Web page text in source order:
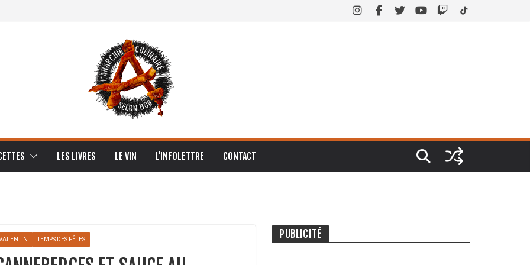
LES LIVRES LE VIN L’INFOLETTRE CONTACT
TEMPS DES FÊTES PUBLICITÉ